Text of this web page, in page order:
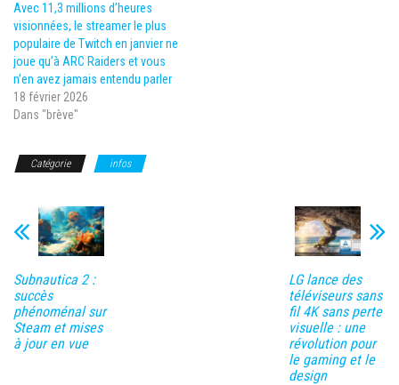
Avec 11,3 millions d’heures
visionnées, le streamer le plus
populaire de Twitch en janvier ne
joue qu’à ARC Raiders et vous
n’en avez jamais entendu parler
18 février 2026
Dans "brève"
Catégorie infos
Subnautica 2 :
succès
phénoménal sur
Steam et mises
à jour en vue
LG lance des
téléviseurs sans
fil 4K sans perte
visuelle : une
révolution pour
le gaming et le
design